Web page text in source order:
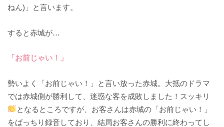
ねん)」と言います。
すると赤城が…
「お前じゃい！」
勢いよく「お前じゃい！」と言い放った赤城。大抵のドラマ
では赤城側が勝利して、迷惑な客を成敗しました！スッキリ
となるところですが、お客さんは赤城の「お前じゃい！」
をばっちり録音しており、結局お客さんの勝利に終わってし